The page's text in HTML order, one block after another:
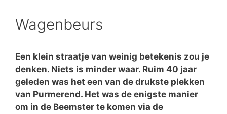
Wagenbeurs
Een klein straatje van weinig betekenis zou je
denken. Niets is minder waar. Ruim 40 jaar
geleden was het een van de drukste plekken
van Purmerend. Het was de enigste manier
om in de Beemster te komen via de